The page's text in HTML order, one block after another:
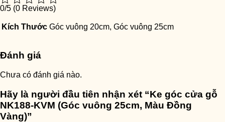
0/5 (0 Reviews)
Kích Thước Góc vuông 20cm, Góc vuông 25cm
Đánh giá
Chưa có đánh giá nào.
Hãy là người đầu tiên nhận xét “Ke góc cửa gỗ
NK188-KVM (Góc vuông 25cm, Màu Đồng
Vàng)”